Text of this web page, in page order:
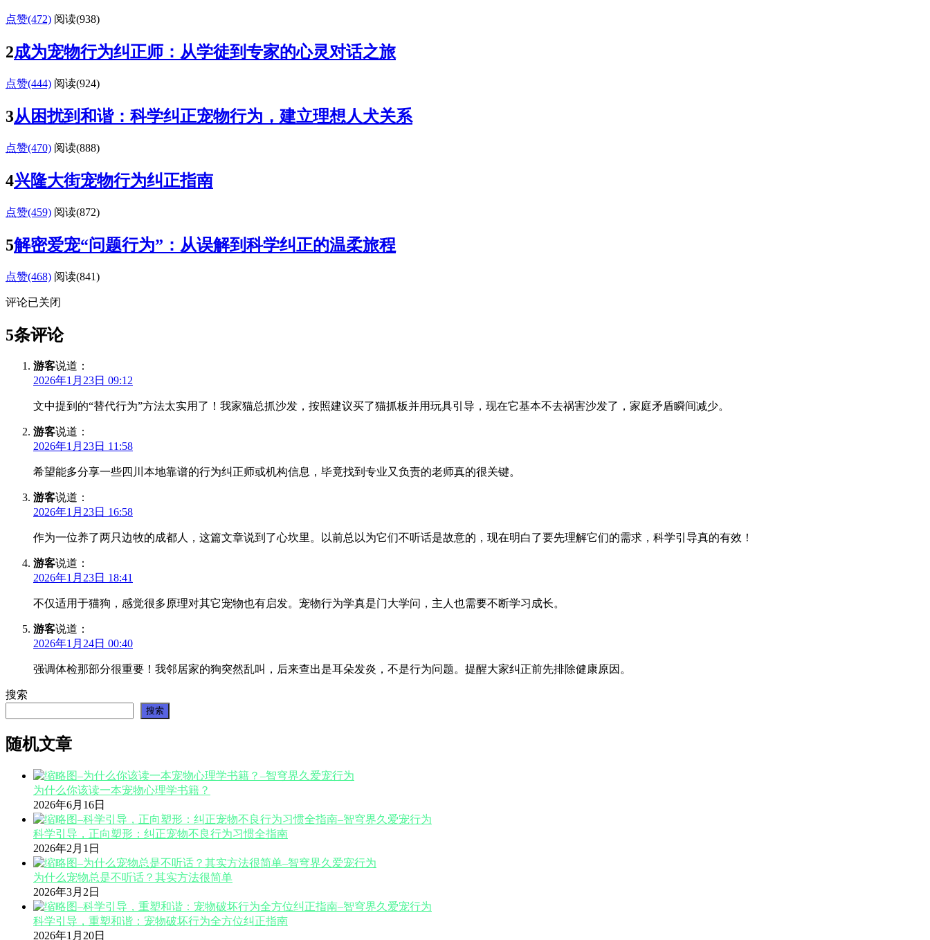
点赞(472) 阅读(938)
2成为宠物行为纠正师：从学徒到专家的心灵对话之旅
点赞(444) 阅读(924)
3从困扰到和谐：科学纠正宠物行为，建立理想人犬关系
点赞(470) 阅读(888)
4兴隆大街宠物行为纠正指南
点赞(459) 阅读(872)
5解密爱宠“问题行为”：从误解到科学纠正的温柔旅程
点赞(468) 阅读(841)
评论已关闭
5条评论
游客说道：
2026年1月23日 09:12
文中提到的“替代行为”方法太实用了！我家猫总抓沙发，按照建议买了猫抓板并用玩具引导，现在它基本不去祸害沙发了，家庭矛盾瞬间减少。
游客说道：
2026年1月23日 11:58
希望能多分享一些四川本地靠谱的行为纠正师或机构信息，毕竟找到专业又负责的老师真的很关键。
游客说道：
2026年1月23日 16:58
作为一位养了两只边牧的成都人，这篇文章说到了心坎里。以前总以为它们不听话是故意的，现在明白了要先理解它们的需求，科学引导真的有效！
游客说道：
2026年1月23日 18:41
不仅适用于猫狗，感觉很多原理对其它宠物也有启发。宠物行为学真是门大学问，主人也需要不断学习成长。
游客说道：
2026年1月24日 00:40
强调体检那部分很重要！我邻居家的狗突然乱叫，后来查出是耳朵发炎，不是行为问题。提醒大家纠正前先排除健康原因。
搜索
搜索
随机文章
为什么你该读一本宠物心理学书籍？
2026年6月16日
科学引导，正向塑形：纠正宠物不良行为习惯全指南
2026年2月1日
为什么宠物总是不听话？其实方法很简单
2026年3月2日
科学引导，重塑和谐：宠物破坏行为全方位纠正指南
2026年1月20日